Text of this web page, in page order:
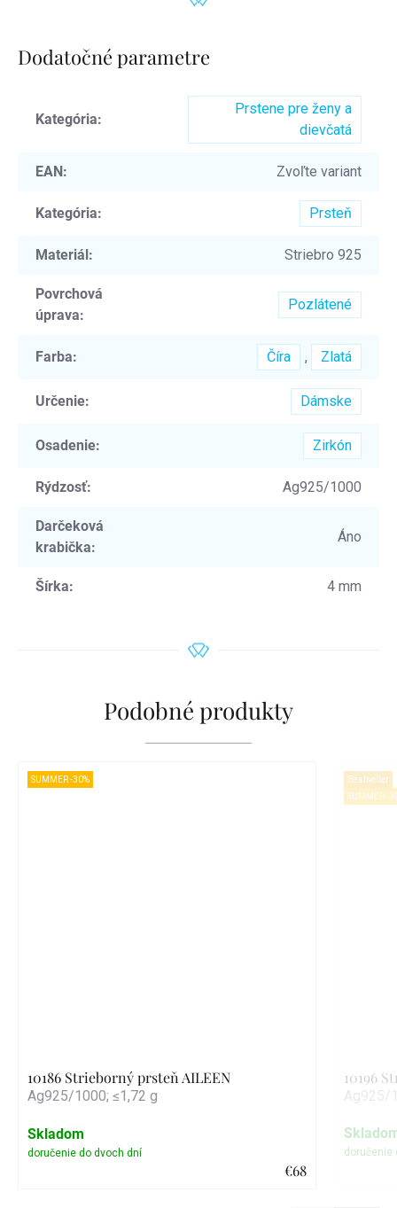
Dodatočné parametre
Kategória:
Prstene pre ženy a
dievčatá
EAN: Zvoľte variant
Kategória: Prsteň
Materiál: Striebro 925
Povrchová
úprava:
Pozlátené
Farba: Číra , Zlatá
Určenie: Dámske
Osadenie: Zirkón
Rýdzosť: Ag925/1000
Darčeková
krabička:
Áno
Šírka: 4 mm
Podobné produkty
SUMMER -30%
10186 Strieborný prsteň AILEEN
Ag925/1000; ≤1,72 g
€68
Skladom
Bestseller
SUMMER -
10196